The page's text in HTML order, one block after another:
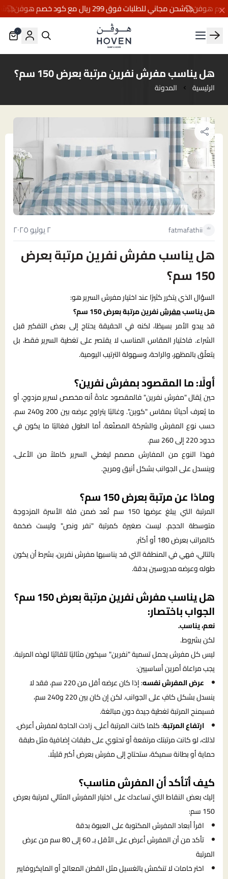
شحن مجاني للطلبات فوق 299 ريال مع كود خصم هوفن شحن
مفارش هوڤن
٠
هل يناسب مفرش نفرين مرتبة بعرض 150 سم؟
الرئيسية المدونة
fatmafathii ٢ يوليو ٢٠٢٥
هل يناسب مفرش نفرين مرتبة بعرض
150 سم؟
السؤال الذي يتكرر كثيرًا عند اختيار مفرش السرير هو:
هل يناسبمفرشنفرين مرتبة بعرض 150 سم؟
قد يبدو الأمر بسيطًا، لكنه في الحقيقة يحتاج إلى بعض التفكير قبل
الشراء. فاختيار المقاس المناسب لا يقتصر على تغطية السرير فقط، بل
يتعلّق بالمظهر، والراحة، وسهولة الترتيب اليومية.
أولًا: ما المقصود بمفرش نفرين؟
حين يُقال "مفرش نفرين" فالمقصود عادةً أنه مخصص لسرير مزدوج، أو
ما يُعرف أحيانًا بمقاس "كوين". وغالبًا يتراوح عرضه بين 200 و240 سم،
حسب نوع المفرش والشركة المصنّعة. أما الطول فغالبًا ما يكون في
حدود 220 إلى 260 سم.
فهذا النوع من المفارش مصمم ليغطي السرير كاملاً من الأعلى،
وينسدل على الجوانب بشكل أنيق ومريح.
وماذا عن مرتبة بعرض 150 سم؟
المرتبة التي يبلغ عرضها 150 سم تُعد ضمن فئة الأسرة المزدوجة
متوسطة الحجم. ليست صغيرة كمرتبة "نفر ونص" وليست ضخمة
كالمراتب بعرض 180 أو أكثر.
بالتالي، فهي في المنطقة التي قد يناسبها مفرش نفرين، بشرط أن يكون
طوله وعرضه مدروسين بدقة.
هل يناسب مفرش نفرين مرتبة بعرض 150 سم؟
الجواب باختصار:
نعم، يناسب.
لكن بشروط.
ليس كل مفرش يحمل تسمية "نفرين" سيكون مثاليًا تلقائيًا لهذه المرتبة.
يجب مراعاة أمرين أساسيين:
عرض المفرش نفسه
: إذا كان عرضه أقل من 220 سم، فقد لا
ينسدل بشكل كافٍ على الجوانب. لكن إن كان بين 220 و240 سم،
فسيمنح المرتبة تغطية جيدة دون مبالغة.
ارتفاع المرتبة: كلما كانت المرتبة أعلى، زادت الحاجة لمفرش أعرض.
لذلك، لو كانت مرتبتك مرتفعة أو تحتوي على طبقات إضافية مثل طبقة
حماية أو بطانة سميكة، ستحتاج إلى مفرش بعرض أكبر قليلًا.
كيف أتأكد أن المفرش مناسب؟
إليك بعض النقاط التي تساعدك على اختيار المفرش المثالي لمرتبة بعرض
150 سم:
اقرأ أبعاد المفرش المكتوبة على العبوة بدقة
تأكد من أن المفرش أعرض على الأقل بـ 60 إلى 80 سم من عرض
المرتبة
اختر خامات لا تنكمش بالغسيل مثل القطن المعالج أو المايكروفايبر